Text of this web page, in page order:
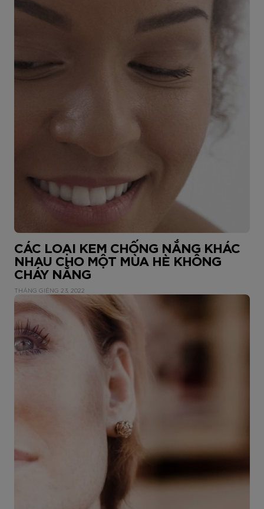
CÁC LOẠI KEM CHỐNG NẮNG KHÁC
NHAU CHO MỘT MÙA HÈ KHÔNG
CHÁY NẮNG
THÁNG GIÊNG 23, 2022